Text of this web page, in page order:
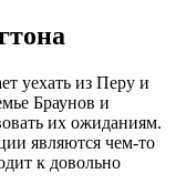
уехать из Перу и
Браунов и
их ожиданиям.
являются чем-то
к довольно